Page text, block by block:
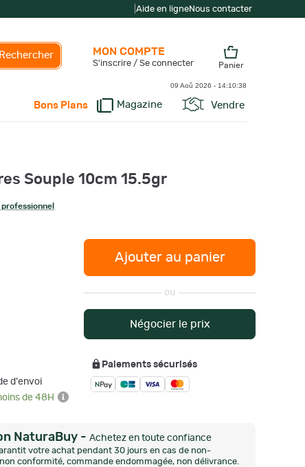
Aide en ligneNous contacter
Rechercher
Bons Plans Magazine Vendre
MON COMPTE
S'inscrire / Se connecter Panier
09 Aoû 2026 - 14:10:39
Souple 10cm 15.5gr
Ajouter au panier
ou
Négocier le prix
d'envoi
de 48H
Paiements sécurisés
NaturaBuy - Achetez en toute confiance
votre achat pendant 30 jours en cas de non-
conformité, commande endommagée, non délivrance.